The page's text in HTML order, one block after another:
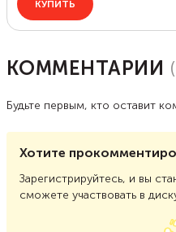
КОММЕНТАРИИ (
Будьте первым, кто оставит
Хотите
Зарегистрируйтесь, и вы
сможете участвовать в